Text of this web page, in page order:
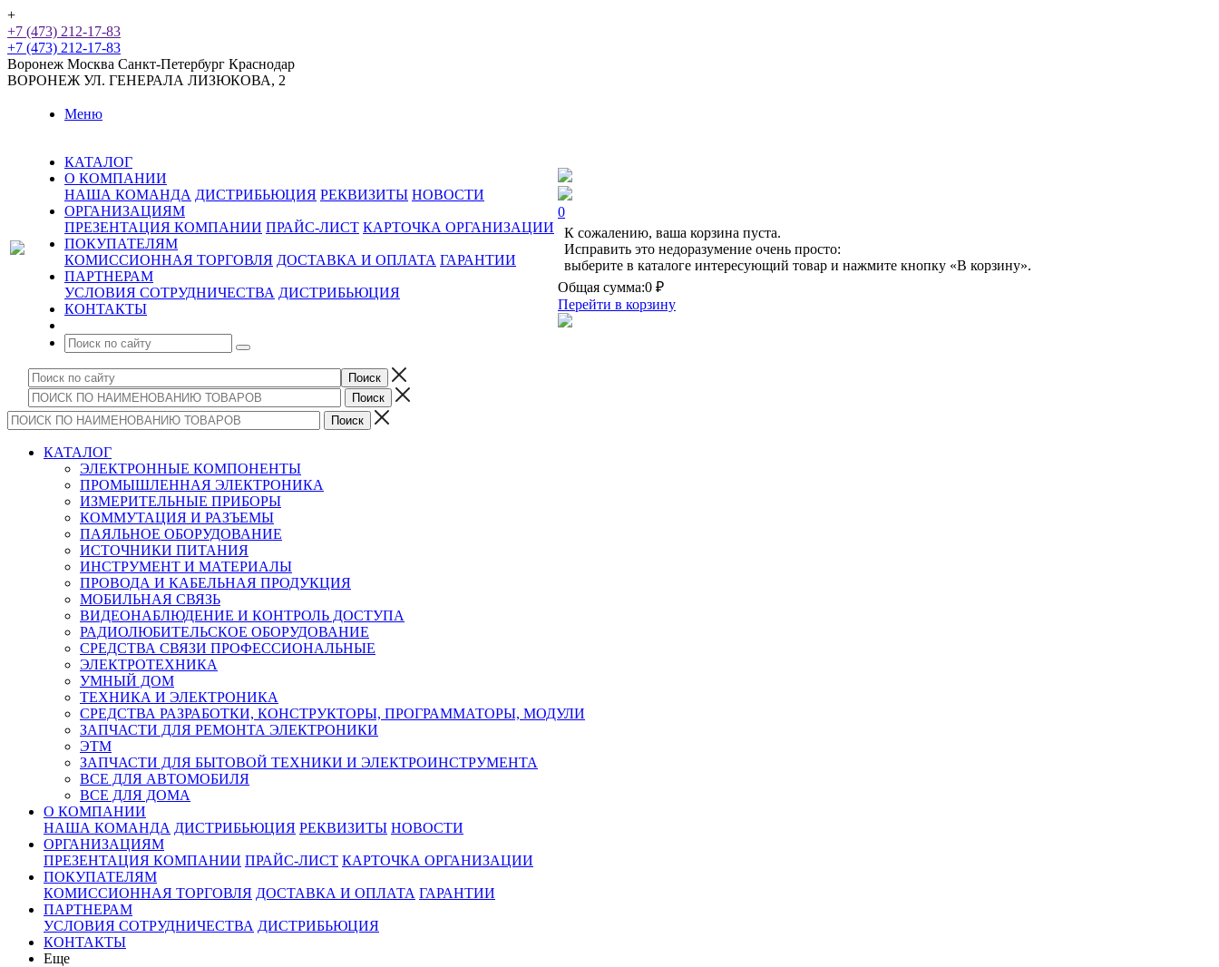
+
+7 (473) 212-17-83
+7 (473) 212-17-83
Воронеж Москва Санкт-Петербург Краснодар
ВОРОНЕЖ УЛ. ГЕНЕРАЛА ЛИЗЮКОВА, 2
Меню
КАТАЛОГ
О КОМПАНИИ
НАША КОМАНДА ДИСТРИБЬЮЦИЯ РЕКВИЗИТЫ НОВОСТИ
ОРГАНИЗАЦИЯМ
ПРЕЗЕНТАЦИЯ КОМПАНИИ ПРАЙС-ЛИСТ КАРТОЧКА ОРГАНИЗАЦИИ
ПОКУПАТЕЛЯМ
КОМИССИОННАЯ ТОРГОВЛЯ ДОСТАВКА И ОПЛАТА ГАРАНТИИ
ПАРТНЕРАМ
УСЛОВИЯ СОТРУДНИЧЕСТВА ДИСТРИБЬЮЦИЯ
КОНТАКТЫ
0
К сожалению, ваша корзина пуста.
Исправить это недоразумение очень просто:
выберите в каталоге интересующий товар и нажмите кнопку «В корзину».
Общая сумма:0 ₽
Перейти в корзину
КАТАЛОГ
ЭЛЕКТРОННЫЕ КОМПОНЕНТЫ
ПРОМЫШЛЕННАЯ ЭЛЕКТРОНИКА
ИЗМЕРИТЕЛЬНЫЕ ПРИБОРЫ
КОММУТАЦИЯ И РАЗЪЕМЫ
ПАЯЛЬНОЕ ОБОРУДОВАНИЕ
ИСТОЧНИКИ ПИТАНИЯ
ИНСТРУМЕНТ И МАТЕРИАЛЫ
ПРОВОДА И КАБЕЛЬНАЯ ПРОДУКЦИЯ
МОБИЛЬНАЯ СВЯЗЬ
ВИДЕОНАБЛЮДЕНИЕ И КОНТРОЛЬ ДОСТУПА
РАДИОЛЮБИТЕЛЬСКОЕ ОБОРУДОВАНИЕ
СРЕДСТВА СВЯЗИ ПРОФЕССИОНАЛЬНЫЕ
ЭЛЕКТРОТЕХНИКА
УМНЫЙ ДОМ
ТЕХНИКА И ЭЛЕКТРОНИКА
СРЕДСТВА РАЗРАБОТКИ, КОНСТРУКТОРЫ, ПРОГРАММАТОРЫ, МОДУЛИ
ЗАПЧАСТИ ДЛЯ РЕМОНТА ЭЛЕКТРОНИКИ
ЭТМ
ЗАПЧАСТИ ДЛЯ БЫТОВОЙ ТЕХНИКИ И ЭЛЕКТРОИНСТРУМЕНТА
ВСЕ ДЛЯ АВТОМОБИЛЯ
ВСЕ ДЛЯ ДОМА
О КОМПАНИИ
НАША КОМАНДА ДИСТРИБЬЮЦИЯ РЕКВИЗИТЫ НОВОСТИ
ОРГАНИЗАЦИЯМ
ПРЕЗЕНТАЦИЯ КОМПАНИИ ПРАЙС-ЛИСТ КАРТОЧКА ОРГАНИЗАЦИИ
ПОКУПАТЕЛЯМ
КОМИССИОННАЯ ТОРГОВЛЯ ДОСТАВКА И ОПЛАТА ГАРАНТИИ
ПАРТНЕРАМ
УСЛОВИЯ СОТРУДНИЧЕСТВА ДИСТРИБЬЮЦИЯ
КОНТАКТЫ
Еще